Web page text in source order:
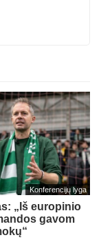
Konferencijų lyga
„Iš europinio
gavom